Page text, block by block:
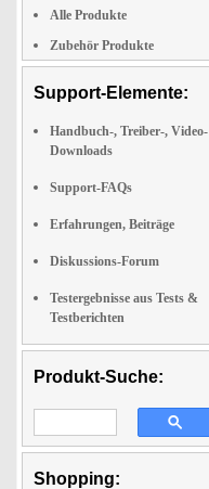
Alle Produkte
Zubehör Produkte
Support-Elemente:
Handbuch-, Treiber-, Video-
Downloads
Support-FAQs
Erfahrungen, Beiträge
Diskussions-Forum
Testergebnisse aus Tests &
Testberichten
Produkt-Suche:
Shopping: